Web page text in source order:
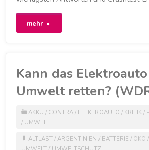
mehr
Unfall
Kann das
Umwelt retten?
AKKU / CONTRA / ELEKTROAUTO / KRITIK /
/ UMWELT
ALTLAST/ARGENTINIEN / BATTERIE / ÖKO /